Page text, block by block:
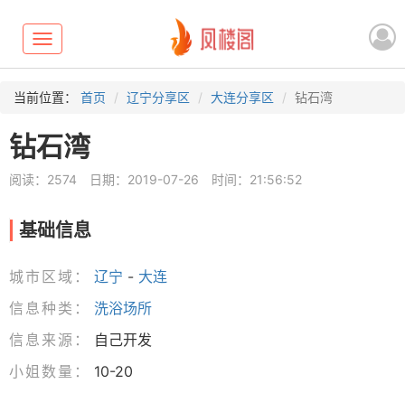
Toggle
navigation
当前位置： 首页 辽宁分享区 大连分享区 钻石湾
钻石湾
阅读：2574 日期：2019-07-26 时间：21:56:52
基础信息
城市区域： 辽宁 - 大连
信息种类：
洗浴场所
信息来源：
自己开发
小姐数量：
10-20